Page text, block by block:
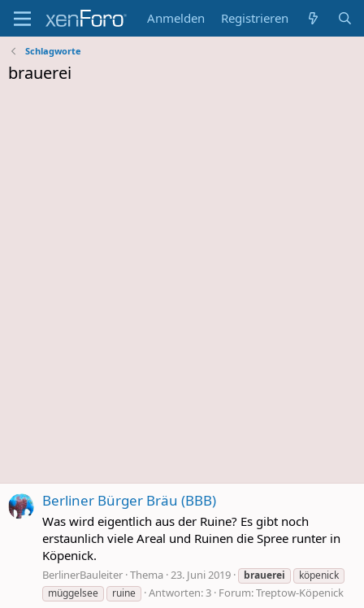
Anmelden Registrieren
Schlagworte
brauerei
Berliner Bürger Bräu (BBB)
Was wird eigentlich aus der Ruine? Es gibt noch
erstaunlich viele Areal und Ruinen die Spree runter in
Köpenick.
BerlinerBauleiter Thema 23. Juni 2019 brauerei
köpenick
müggelsee
ruine Antworten: 3 Forum:Treptow-Köpenick